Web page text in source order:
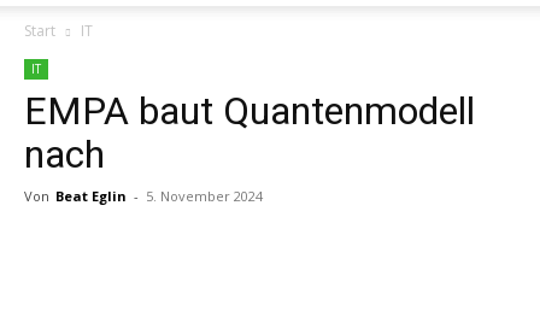
Start IT
IT
EMPA baut Quantenmodell
nach
Von Beat Eglin - 5. November 2024